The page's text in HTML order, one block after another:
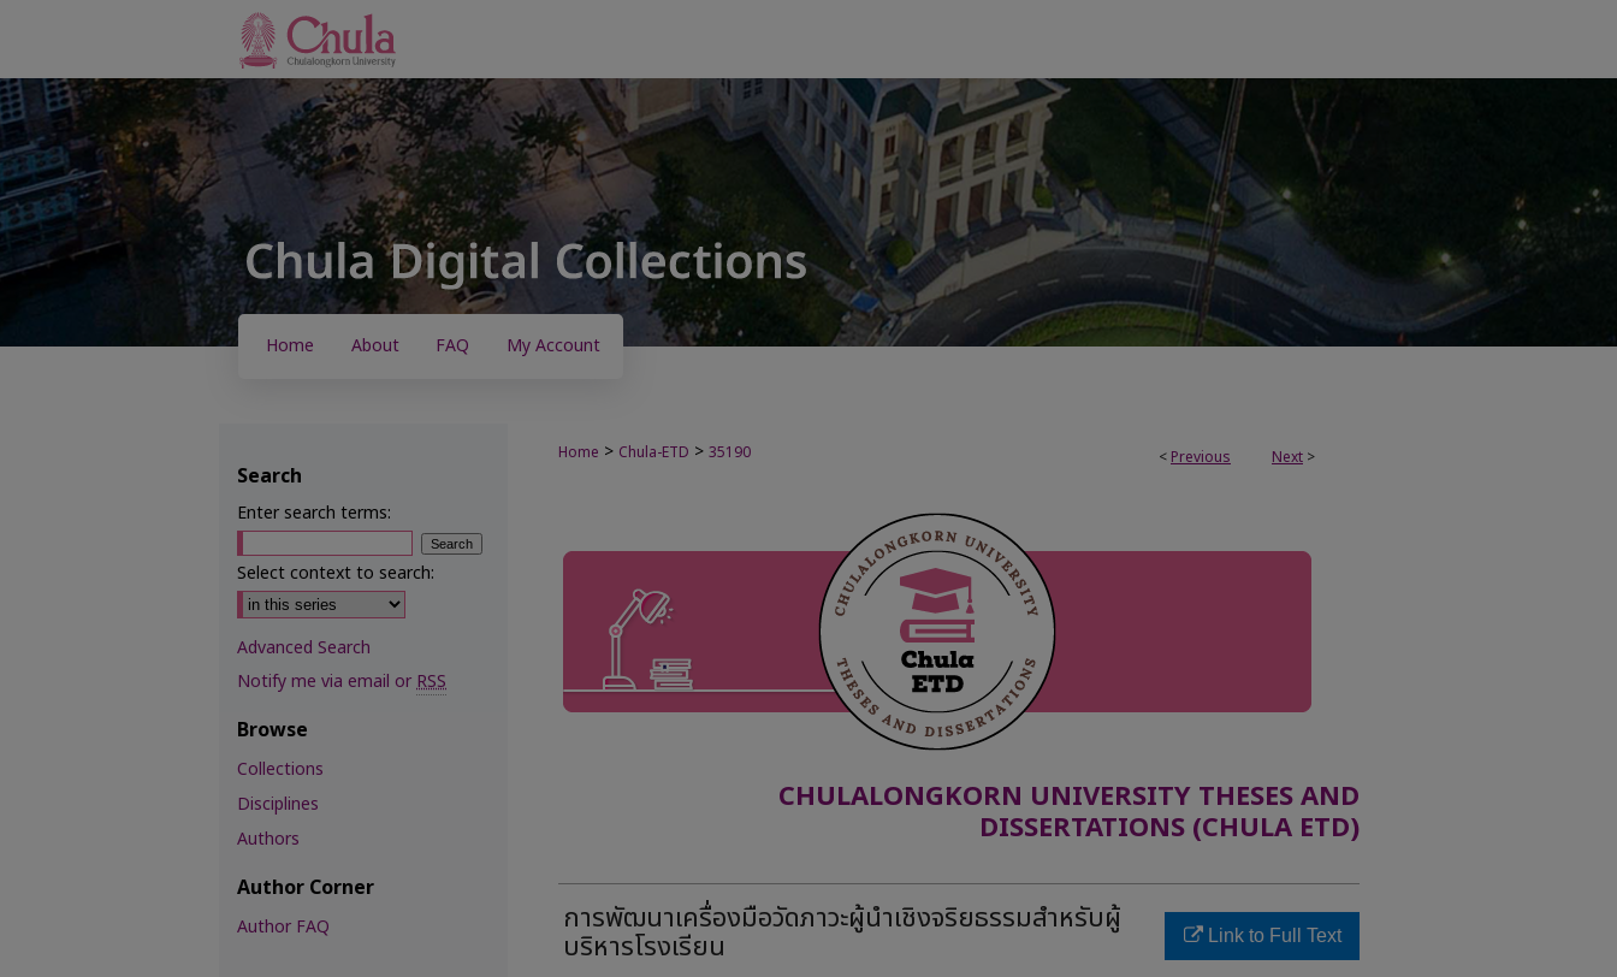
Home About FAQ My Account
< Previous Next >
Home > Chula-ETD > 35190
CHULALONGKORN UNIVERSITY THESES AND
DISSERTATIONS (CHULA ETD)
การพัฒนาเครื่องมือวัดภาวะผู้นำเชิงจริยธรรมสำหรับผู้
บริหารโรงเรียน Link to Full Text
Search
Enter search terms:
Select context to search:
Advanced Search
Notify me via email orRSS
Browse
Collections
Disciplines
Authors
Author Corner
Author FAQ